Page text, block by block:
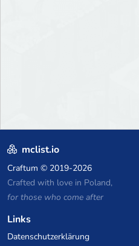
mclist.io
Craftum © 2019-2026
Crafted with love in Poland,
for those who come after
Links
Datenschutzerklärung